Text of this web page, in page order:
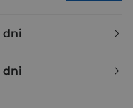
dni
dni